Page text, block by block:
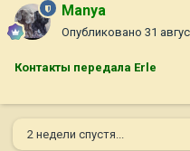
Manya
Опубликовано 31
Контакты передала Erle
2 недели спустя...